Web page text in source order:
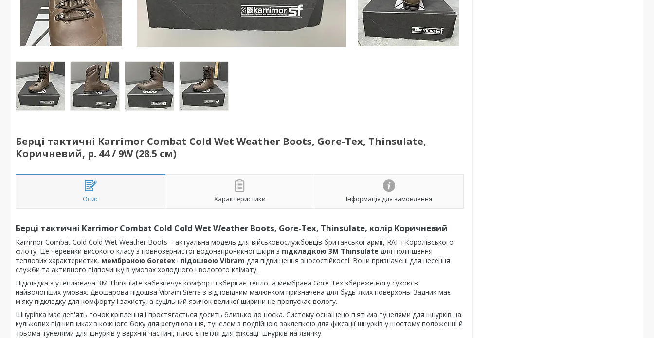
Берці тактичні Karrimor Combat Cold Wet Weather Boots, Gore-Tex, Thinsulate,
Коричневий, р. 44 / 9W (28.5 см)
Опис Характеристики Інформація для замовлення
Берці тактичні Karrimor Combat Cold Cold Wet Weather Boots, Gore-Tex, Thinsulate, колір Коричневий
Karrimor Combat Cold Cold Wet Weather Boots – актуальна модель для військовослужбовців британської армії, RAF і Королівського
флоту. Це черевики високого класу з повнозернистої водонепроникної шкіри з підкладкою 3M Thinsulate для поліпшення
теплових характеристик, мембраною Goretex і підошвою Vibram для підвищення зносостійкості. Вони призначені для несення
служби та активного відпочинку в умовах холодного і вологого клімату.
Підкладка з утеплювача 3M Thinsulate забезпечує комфорт і зберігає тепло, а мембрана Gore-Tex збереже ногу сухою в
найвологіших умовах. Двошарова підошва Vibram Sierra з відповідним малюнком призначена для будь-яких поверхонь. Задник має
м'яку підкладку для комфорту і захисту, а суцільний язичок великої ширини не пропускає вологу.
Шнурівка має дев'ять точок кріплення і простягається досить близько до носка. Систему оснащено п'ятьма тунелями для шнурків на
кулькових підшипниках з кожного боку для регулювання, тунелем з подвійною заклепкою для фіксації шнурків у шостому положенні й
трьома тунелями для шнурків у верхній частині, плюс є петля для фіксації шнурків на язичку.